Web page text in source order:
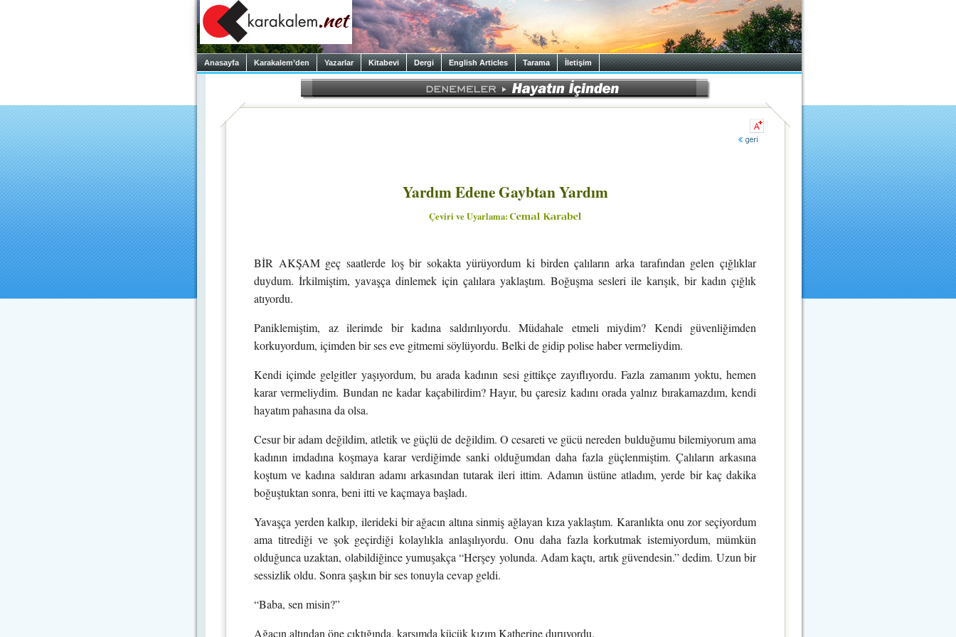
Anasayfa Karakalem’den Yazarlar Kitabevi Dergi English Articles Tarama İletişim
Yardım Edene Gaybtan Yardım
Çeviri ve Uyarlama:
BİR AKŞAM geç saatlerde loş bir sokakta yürüyordum ki birden çalıların arka tarafından gelen çığlıklar
duydum. İrkilmiştim, yavaşça dinlemek için çalılara yaklaştım. Boğuşma sesleri ile karışık, bir kadın çığlık
atıyordu.
Paniklemiştim, az ilerimde bir kadına saldırılıyordu. Müdahale etmeli miydim? Kendi güvenliğimden
korkuyordum, içimden bir ses eve gitmemi söylüyordu. Belki de gidip polise haber vermeliydim.
Kendi içimde gelgitler yaşıyordum, bu arada kadının sesi gittikçe zayıflıyordu. Fazla zamanım yoktu, hemen
karar vermeliydim. Bundan ne kadar kaçabilirdim? Hayır, bu çaresiz kadını orada yalnız bırakamazdım, kendi
hayatım pahasına da olsa.
Cesur bir adam değildim, atletik ve güçlü de değildim. O cesareti ve gücü nereden bulduğumu bilemiyorum ama
kadının imdadına koşmaya karar verdiğimde sanki olduğumdan daha fazla güçlenmiştim. Çalıların arkasına
koştum ve kadına saldıran adamı arkasından tutarak ileri ittim. Adamın üstüne atladım, yerde bir kaç dakika
boğuştuktan sonra, beni itti ve kaçmaya başladı.
Yavaşça yerden kalkıp, ilerideki bir ağacın altına sinmiş ağlayan kıza yaklaştım. Karanlıkta onu zor seçiyordum
ama titrediği ve şok geçirdiği kolaylıkla anlaşılıyordu. Onu daha fazla korkutmak istemiyordum, mümkün
olduğunca uzaktan, olabildiğince yumuşakça “Herşey yolunda. Adam kaçtı, artık güvendesin.” dedim. Uzun bir
sessizlik oldu. Sonra şaşkın bir ses tonuyla cevap geldi.
“Baba, sen misin?”
Ağacın altından öne çıktığında, karşımda küçük kızım Katherine duruyordu.